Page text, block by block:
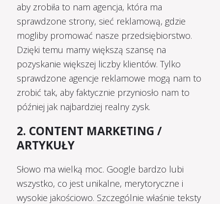
aby zrobiła to nam agencja, która ma
sprawdzone strony, sieć reklamową, gdzie
mogliby promować nasze przedsiębiorstwo.
Dzięki temu mamy większą szansę na
pozyskanie większej liczby klientów. Tylko
sprawdzone agencje reklamowe mogą nam to
zrobić tak, aby faktycznie przyniosło nam to
później jak najbardziej realny zysk.
2. CONTENT MARKETING /
ARTYKUŁY
Słowo ma wielką moc. Google bardzo lubi
wszystko, co jest unikalne, merytoryczne i
wysokie jakościowo. Szczególnie właśnie teksty